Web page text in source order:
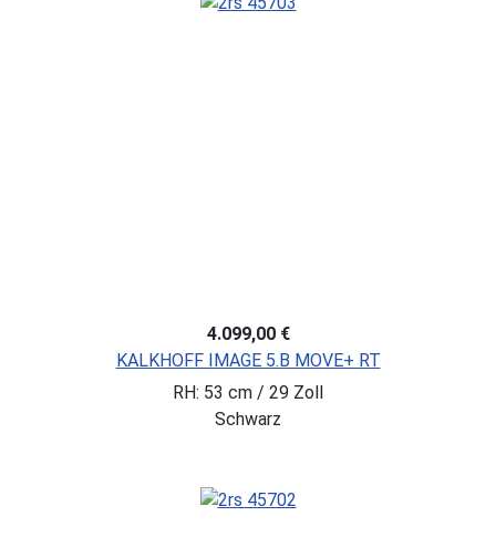
4.099,00 €
KALKHOFF IMAGE 5.B MOVE+ RT
RH: 53 cm / 29 Zoll
Schwarz